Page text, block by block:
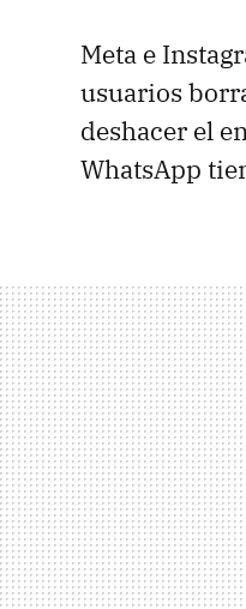
Meta e
usuarios
deshacer el
WhatsApp